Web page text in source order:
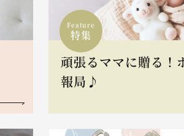
Feature
特集
頑張るママに贈る！
報局♪